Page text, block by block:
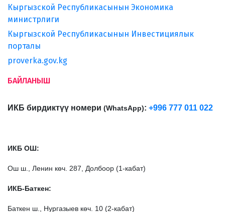
Кыргызской Республикасынын Экономика
министрлиги
Кыргызской Республикасынын Инвестициялык
порталы
proverka.gov.kg
БАЙЛАНЫШ
ИКБ бирдиктүү номери (WhatsApp): +996 777 011 022
ИКБ ОШ:
Ош ш., Ленин көч. 287, Долбоор (1-кабат)
ИКБ-Баткен:
Баткен ш., Нургазыев көч. 10 (2-кабат)